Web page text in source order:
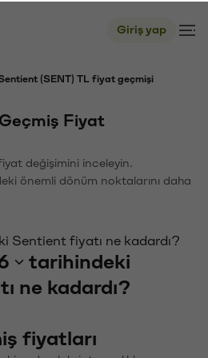
Giriş yap
(SENT) TL fiyat geçmişi
Fiyat
değişimini inceleyin.
önemli dönüm noktalarını daha
Sentient fiyatı ne kadardı?
tarihindeki
ne kadardı?
fiyatları